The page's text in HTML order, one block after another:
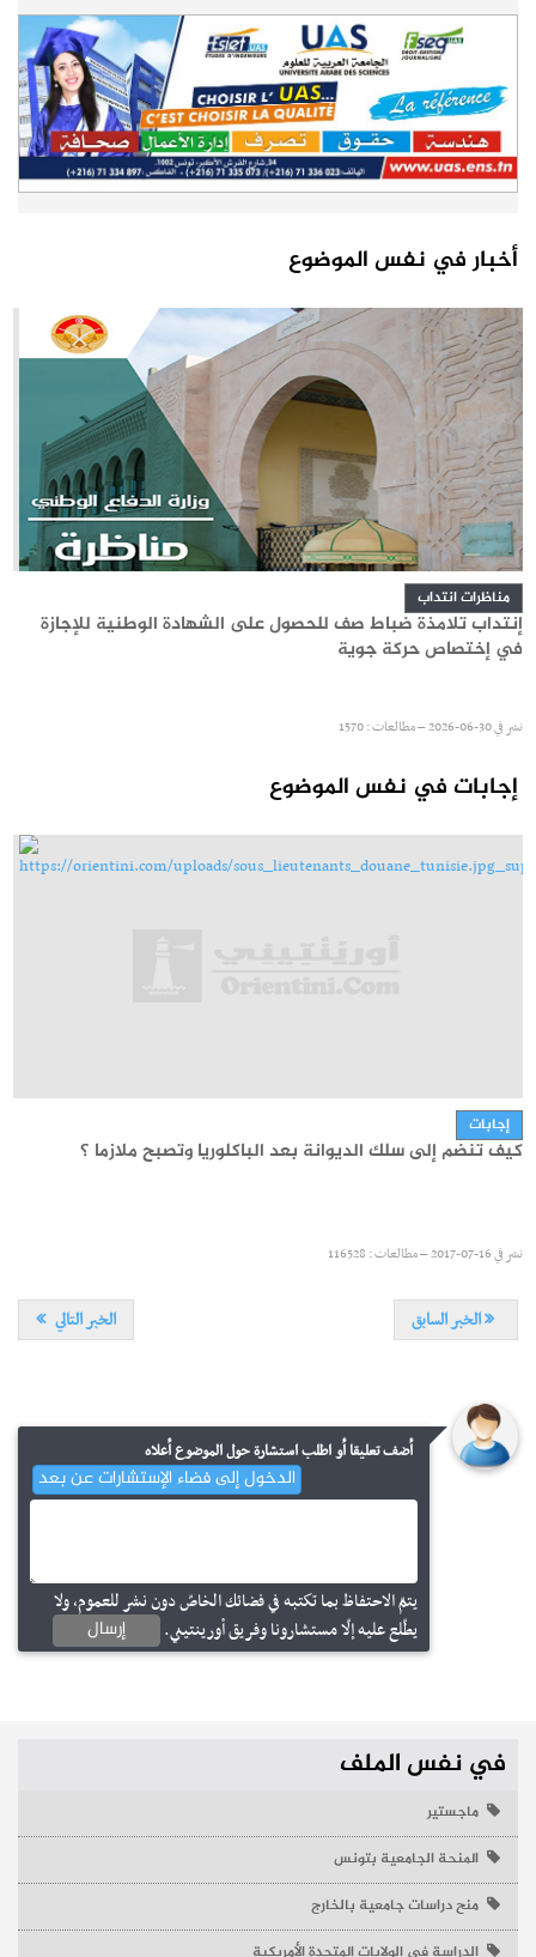
أخبار في نفس الموضوع
مناظرات انتداب
إنتداب تلامذة ضباط صف للحصول على الشهادة الوطنية للإجازة
في إختصاص حركة جوية
نشر في30-06-2026 – مطالعات : 1570
مناظرات انتداب
إجابات في نفس الموضوع
إجابات
كيف تنضم إلى سلك الديوانة بعد الباكلوريا وتصبح ملازما ؟
نشر في16-07-2017 – مطالعات : 116528
ماهي أنوع المراحل التحضيرية ؟
الخبر السابق الخبر التالي
أضف تعليقا أو اطلب استشارة حول الموضوع أعلاه
الدخول إلى فضاء الإستشارات عن بعد
يتمّ الاحتفاظ بما تكتبه في فضائك الخاصّ دون نشر للعموم، ولا
يطّلع عليه إلّا مستشارونا وفريق أورينتيني.
إرسال
في نفس الملف
ماجستير
المنحة الجامعية بتونس
منح دراسات جامعية بالخارج